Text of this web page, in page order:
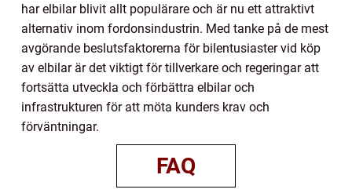
har elbilar blivit allt populärare och är nu ett attraktivt
alternativ inom fordonsindustrin. Med tanke på de mest
avgörande beslutsfaktorerna för bilentusiaster vid köp
av elbilar är det viktigt för tillverkare och regeringar att
fortsätta utveckla och förbättra elbilar och
infrastrukturen för att möta kunders krav och
förväntningar.
FAQ